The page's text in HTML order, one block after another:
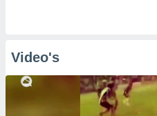
Video's